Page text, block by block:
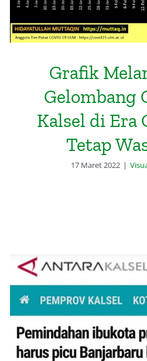
Grafik
Gelombang
Kalsel di Era
Tetap
17 Maret 2022 |